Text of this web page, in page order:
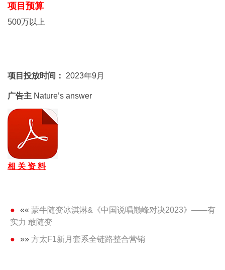
项目预算
500万以上
项目投放时间： 2023年9月
广告主 Nature’s answer
相 关 资 料
«« 蒙牛随变冰淇淋&《中国说唱巅峰对决2023》——有
实力 敢随变
»» 方太F1新月套系全链路整合营销